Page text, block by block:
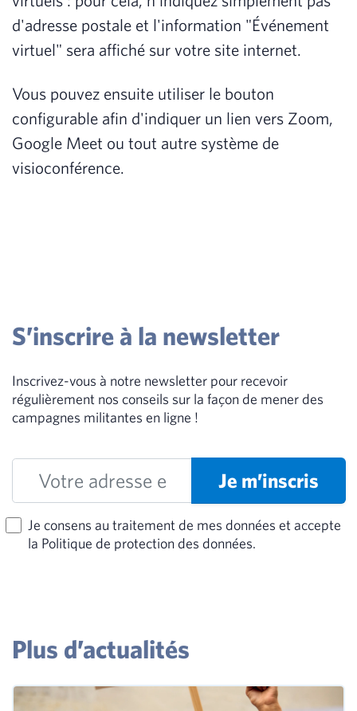
d'adresse postale et l'information "Événement
virtuel" sera affiché sur votre site internet.
Vous pouvez ensuite utiliser le bouton
configurable afin d'indiquer un lien vers Zoom,
Google Meet ou tout autre système de
visioconférence.
S’inscrire à la newsletter
Inscrivez-vous à notre newsletter pour recevoir
régulièrement nos conseils sur la façon de mener des
campagnes militantes en ligne !
Je m’inscris
Je consens au traitement de mes données et accepte
la Politique de protection des données.
Plus d’actualités